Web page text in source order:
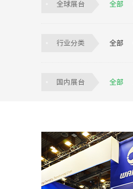
全球展台 全部
阿根廷
行业分类 全部
国内展台 全部